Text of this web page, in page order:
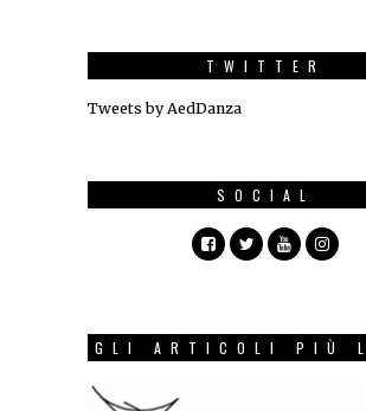
TWITTER
Tweets by AedDanza
SOCIAL
GLI ARTICOLI PIÙ